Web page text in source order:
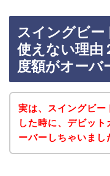
スイングビ
使えない理由
度額がオーバ
実は、スイングビー
した時に、デビッ
ーバーしちゃいまし